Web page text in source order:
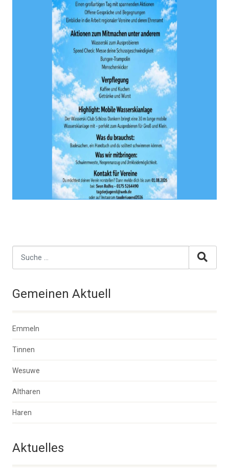
Gemeinen Aktuell
Emmeln
Tinnen
Wesuwe
Altharen
Haren
Aktuelles